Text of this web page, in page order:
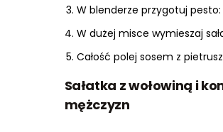
W blenderze przygotuj
W dużej misce wymieszaj
Całość polej sosem z
Sałatka z wołowiną i
mężczyzn